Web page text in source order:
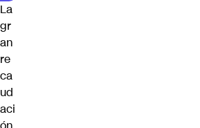
La
gr
an
re
ca
ud
aci